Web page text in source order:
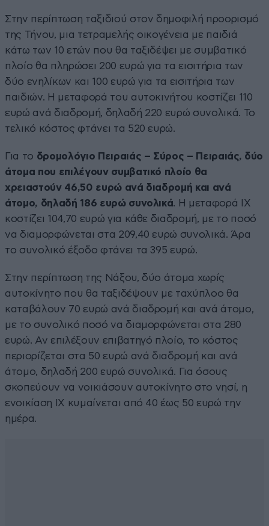
Στην περίπτωση ταξιδιού στον δημοφιλή προορισμό
της Τήνου, μια τετραμελής οικογένεια με παιδιά
κάτω των 10 ετών που θα ταξιδέψει με συμβατικό
πλοίο θα πληρώσει 200 ευρώ για τα εισιτήρια των
δύο ενηλίκων και 100 ευρώ για τα εισιτήρια των
παιδιών. Η μεταφορά του αυτοκινήτου κοστίζει 110
ευρώ ανά διαδρομή, δηλαδή 220 ευρώ συνολικά. Το
τελικό κόστος φτάνει τα 520 ευρώ.
Για το δρομολόγιο Πειραιάς – Σύρος – Πειραιάς, δύο
άτομα που επιλέγουν συμβατικό πλοίο θα
χρειαστούν 46,50 ευρώ ανά διαδρομή και ανά
άτομο, δηλαδή 186 ευρώ συνολικά. Η μεταφορά ΙΧ
κοστίζει 104,70 ευρώ για κάθε διαδρομή, με το ποσό
να διαμορφώνεται στα 209,40 ευρώ συνολικά. Άρα
το συνολικό έξοδο φτάνει τα 395 ευρώ.
Στην περίπτωση της Νάξου, δύο άτομα χωρίς
αυτοκίνητο που θα ταξιδέψουν με ταχύπλοο θα
καταβάλουν 70 ευρώ ανά διαδρομή και ανά άτομο,
με το συνολικό ποσό να διαμορφώνεται στα 280
ευρώ. Αν επιλέξουν επιβατηγό πλοίο, το κόστος
περιορίζεται στα 50 ευρώ ανά διαδρομή και ανά
άτομο, δηλαδή 200 ευρώ συνολικά. Για όσους
σκοπεύουν να νοικιάσουν αυτοκίνητο στο νησί, η
ενοικίαση ΙΧ κυμαίνεται από 40 έως 50 ευρώ την
ημέρα.